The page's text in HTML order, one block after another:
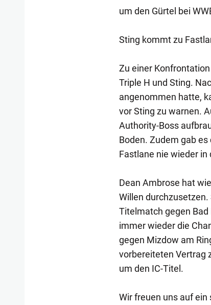
um den Gürtel bei
Sting kommt zu
Zu einer
Triple H und Sting.
angenommen hatte,
vor Sting zu warnen.
Authority-Boss
Boden. Zudem gab
Fastlane nie wieder in
Dean Ambrose hat
Willen
Titelmatch gegen
immer wieder die
gegen Mizdow am
vorbereiteten Vertrag
um den IC-Titel.
Wir freuen uns auf ein